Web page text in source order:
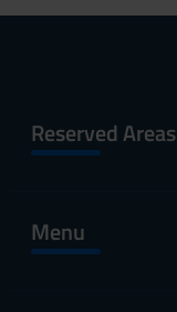
Reserved Areas
Menu